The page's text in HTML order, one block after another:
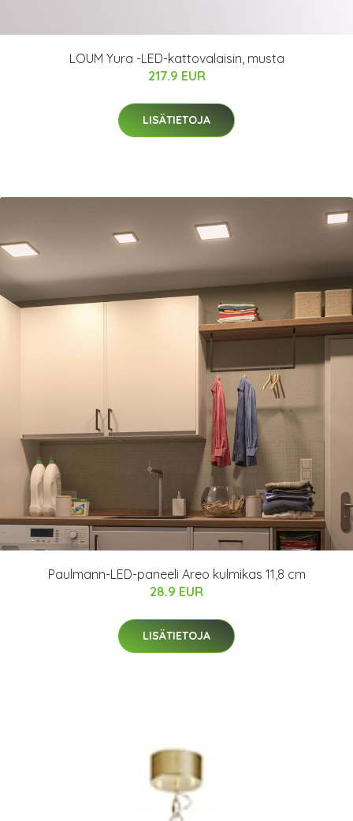
LOUM Yura -LED-kattovalaisin, musta
217.9 EUR
LISÄTIETOJA
Paulmann-LED-paneeli Areo kulmikas 11,8 cm
28.9 EUR
LISÄTIETOJA